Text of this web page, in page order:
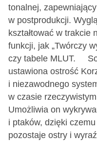
tonalnej,
w postprodukcji.
kształtować w trakcie
funkcji, jak „Twórczy
czy tabele MLUT.
ustawiona ostrość
i niezawodnego
w czasie
Umożliwia on
i ptaków, dzięki
pozostaje ostry i